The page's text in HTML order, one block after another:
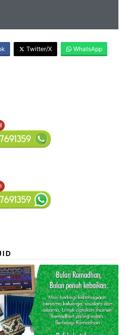
Twitter/X WhatsApp